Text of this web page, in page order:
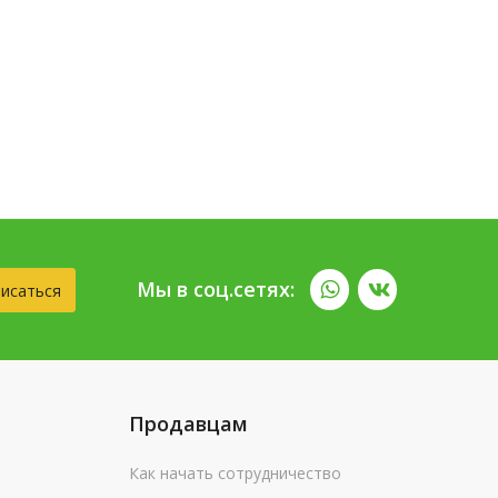
Мы в соц.сетях:
Продавцам
Как начать сотрудничество